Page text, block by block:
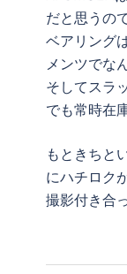
だと思うの
ベアリング
メンツでな
そしてスラ
でも常時在
もときちと
にハチロク
撮影付き合